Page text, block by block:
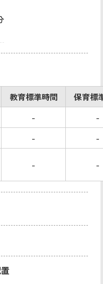
教育標準時間
保育標
-
-
-
-
- -